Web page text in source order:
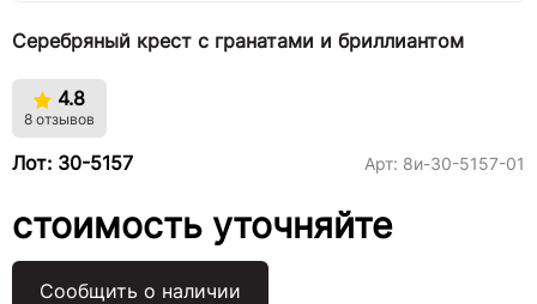
Серебряный крест с гранатами и бриллиантом
4.8
8 отзывов
Лот: 30-5157 Арт: 8и-30-5157-01
стоимость уточняйте
Сообщить о наличии